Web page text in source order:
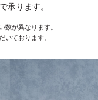
で承ります。
数が異なります。
いております。